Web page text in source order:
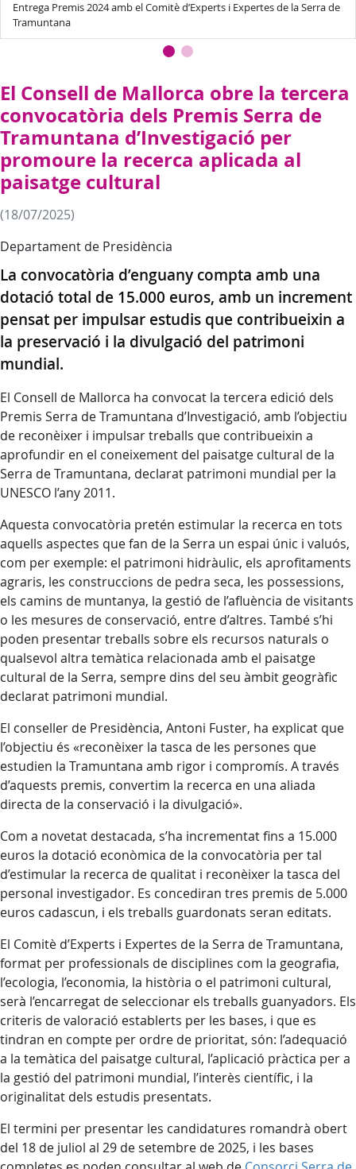
Entrega Premis 2024 amb el Comitè d’Experts i Expertes de la Serra de
Tramuntana
El Consell de Mallorca obre la tercera
convocatòria dels Premis Serra de
Tramuntana d’Investigació per
promoure la recerca aplicada al
paisatge cultural
(18/07/2025)
Departament de Presidència
La convocatòria d’enguany compta amb una
dotació total de 15.000 euros, amb un increment
pensat per impulsar estudis que contribueixin a
la preservació i la divulgació del patrimoni
mundial.
El Consell de Mallorca ha convocat la tercera edició dels
Premis Serra de Tramuntana d’Investigació, amb l’objectiu
de reconèixer i impulsar treballs que contribueixin a
aprofundir en el coneixement del paisatge cultural de la
Serra de Tramuntana, declarat patrimoni mundial per la
UNESCO l’any 2011.
Aquesta convocatòria pretén estimular la recerca en tots
aquells aspectes que fan de la Serra un espai únic i valuós,
com per exemple: el patrimoni hidràulic, els aprofitaments
agraris, les construccions de pedra seca, les possessions,
els camins de muntanya, la gestió de l’afluència de visitants
o les mesures de conservació, entre d’altres. També s’hi
poden presentar treballs sobre els recursos naturals o
qualsevol altra temàtica relacionada amb el paisatge
cultural de la Serra, sempre dins del seu àmbit geogràfic
declarat patrimoni mundial.
El conseller de Presidència, Antoni Fuster, ha explicat que
l’objectiu és «reconèixer la tasca de les persones que
estudien la Tramuntana amb rigor i compromís. A través
d’aquests premis, convertim la recerca en una aliada
directa de la conservació i la divulgació».
Com a novetat destacada, s’ha incrementat fins a 15.000
euros la dotació econòmica de la convocatòria per tal
d’estimular la recerca de qualitat i reconèixer la tasca del
personal investigador. Es concediran tres premis de 5.000
euros cadascun, i els treballs guardonats seran editats.
El Comitè d’Experts i Expertes de la Serra de Tramuntana,
format per professionals de disciplines com la geografia,
l’ecologia, l’economia, la història o el patrimoni cultural,
serà l’encarregat de seleccionar els treballs guanyadors. Els
criteris de valoració establerts per les bases, i que es
tindran en compte per ordre de prioritat, són: l’adequació
a la temàtica del paisatge cultural, l’aplicació pràctica per a
la gestió del patrimoni mundial, l’interès científic, i la
originalitat dels estudis presentats.
El termini per presentar les candidatures romandrà obert
del 18 de juliol al 29 de setembre de 2025, i les bases